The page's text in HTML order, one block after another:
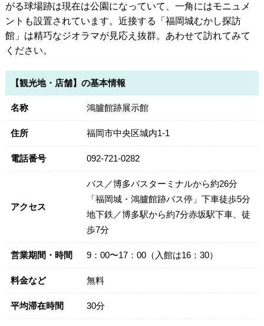
がる球場跡は現在は公園になっていて、一角にはモニュメ
ントも設置されています。近接する「福岡城むかし探訪
館」は精巧なジオラマが見応え抜群。あわせて訪れてみて
ください。
【観光地・店舗】の基本情報
名称 鴻臚館跡展示館
住所 福岡市中央区城内1-1
電話番号 092-721-0282
アクセス
バス／博多バスターミナルから約26分
「福岡城・鴻臚館跡バス停」下車徒歩5分
地下鉄／博多駅から約7分赤坂駅下車、徒
歩7分
営業期間・時間 9：00〜17：00（入館は16：30）
料金など 無料
平均滞在時間 30分